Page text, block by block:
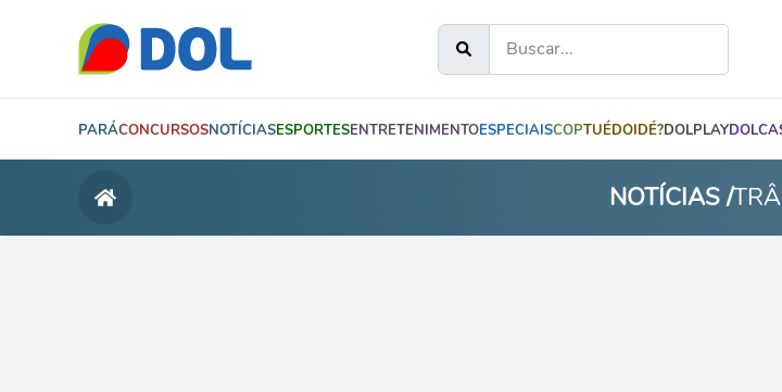
PARÁCONCURSOSNOTÍCIASESPORTESENTRETENIMENTOESPECIAISCOPTUÉDOIDÉ?DOLPLAY
NOTÍCIAS /